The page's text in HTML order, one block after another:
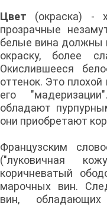
Цвет (окраска) -
прозрачные
белые вина должны
окраску, более
Окислившееся
оттенок. Это
его
обладают
они приобретают
Французским
("луковичная
коричневатый
марочных вин.
вин,